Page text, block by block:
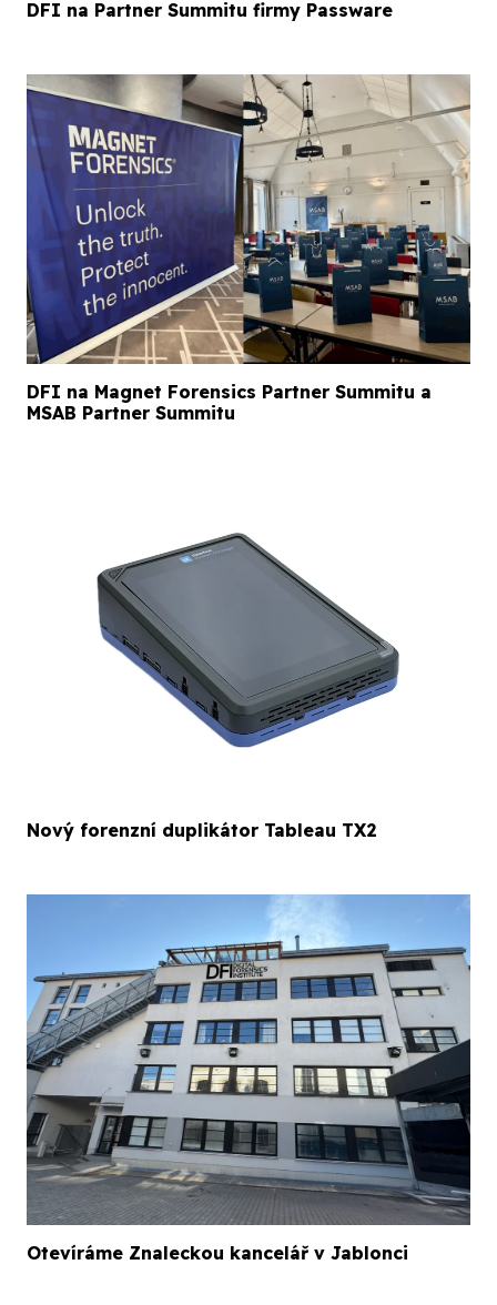
DFI na Partner Summitu firmy Passware
DFI na Magnet Forensics Partner Summitu a
MSAB Partner Summitu
Nový forenzní duplikátor Tableau TX2
Otevíráme Znaleckou kancelář v Jablonci